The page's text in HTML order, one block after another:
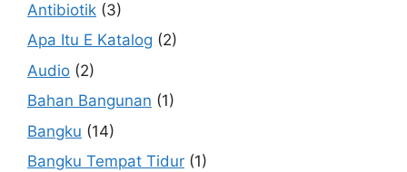
Antibiotik (3)
Apa Itu E Katalog (2)
Audio (2)
Bahan Bangunan (1)
Bangku (14)
Bangku Tempat Tidur (1)